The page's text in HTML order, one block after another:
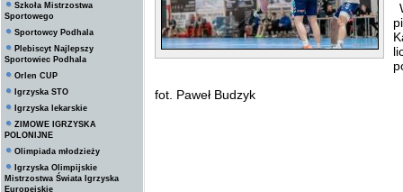
Szkoła Mistrzostwa
Sportowego
Sportowcy Podhala
Plebiscyt Najlepszy
Sportowiec Podhala
Orlen CUP
Igrzyska STO
Igrzyska lekarskie
ZIMOWE IGRZYSKA
POLONIJNE
Olimpiada młodzieży
Igrzyska Olimpijskie
Mistrzostwa Świata Igrzyska
Europejskie
fot. Paweł Budzyk